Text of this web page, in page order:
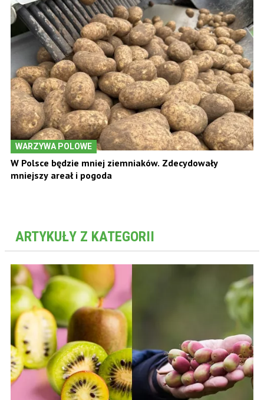
WARZYWA POLOWE
W Polsce będzie mniej ziemniaków. Zdecydowały
mniejszy areał i pogoda
ARTYKUŁY Z KATEGORII